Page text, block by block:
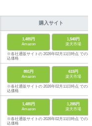
購入サイト
1,485円
Amazon
1,540円
楽天市場
※各社通販サイトの 2026年02月11日時点 での税
込価格
891円
Amazon
615円
楽天市場
※各社通販サイトの 2026年02月11日時点 での税
込価格
1,485円
Amazon
1,285円
楽天市場
※各社通販サイトの 2026年02月11日時点 での税
込価格